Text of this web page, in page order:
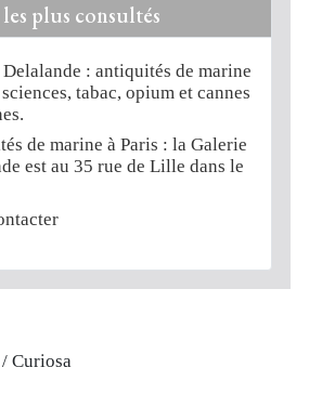
plus consultés
: antiquités de marine
tabac, opium et cannes
de marine à Paris : la Galerie
est au 35 rue de Lille dans le
Curiosa